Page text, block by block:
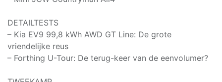
DETAILTESTS
– Kia EV9 99,8 kWh AWD GT Line: De grote
vriendelijke reus
– Forthing U-Tour: De terug-keer van de eenvolumer?